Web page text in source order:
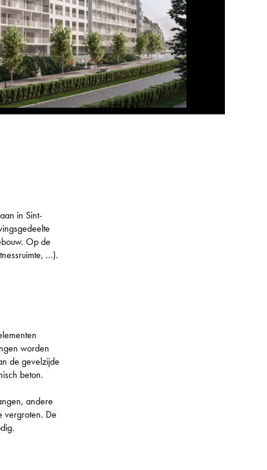
in Sint-
Op de
...).
worden
de gevelzijde
beton.
andere
vergroten. De